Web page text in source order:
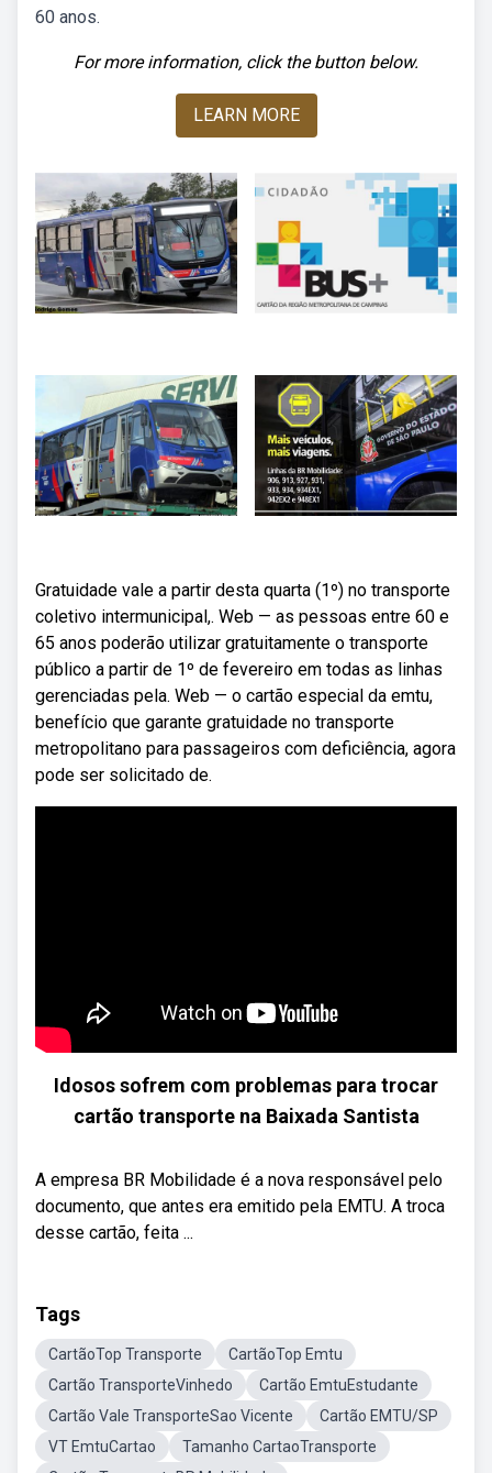
60 anos.
For more information, click the button below.
LEARN MORE
Gratuidade vale a partir desta quarta (1º) no transporte
coletivo intermunicipal,. Web — as pessoas entre 60 e
65 anos poderão utilizar gratuitamente o transporte
público a partir de 1º de fevereiro em todas as linhas
gerenciadas pela. Web — o cartão especial da emtu,
benefício que garante gratuidade no transporte
metropolitano para passageiros com deficiência, agora
pode ser solicitado de.
Idosos sofrem com problemas para trocar
cartão transporte na Baixada Santista
A empresa BR Mobilidade é a nova responsável pelo
documento, que antes era emitido pela EMTU. A troca
desse cartão, feita ...
Tags
CartãoTop Transporte
CartãoTop Emtu
Cartão TransporteVinhedo
Cartão EmtuEstudante
Cartão Vale TransporteSao Vicente
Cartão EMTU/SP
VT EmtuCartao
Tamanho CartaoTransporte